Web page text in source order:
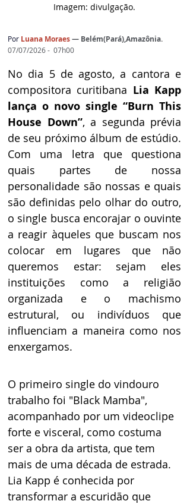
Imagem: divulgação.
Por Luana Moraes— Belém(Pará),Amazônia.
07/07/2026 -  07h00
No dia 5 de agosto, a cantora e
compositora curitibana Lia Kapp
lança o novo single “Burn This
House Down”, a segunda prévia
de seu próximo álbum de estúdio.
Com uma letra que questiona
quais partes de nossa
personalidade são nossas e quais
são definidas pelo olhar do outro,
o single busca encorajar o ouvinte
a reagir àqueles que buscam nos
colocar em lugares que não
queremos estar: sejam eles
instituições como a religião
organizada e o machismo
estrutural, ou indivíduos que
influenciam a maneira como nos
enxergamos.
O primeiro single do vindouro
trabalho foi "Black Mamba",
acompanhado por um videoclipe
forte e visceral, como costuma
ser a obra da artista, que tem
mais de uma década de estrada.
Lia Kapp é conhecida por
transformar a escuridão que